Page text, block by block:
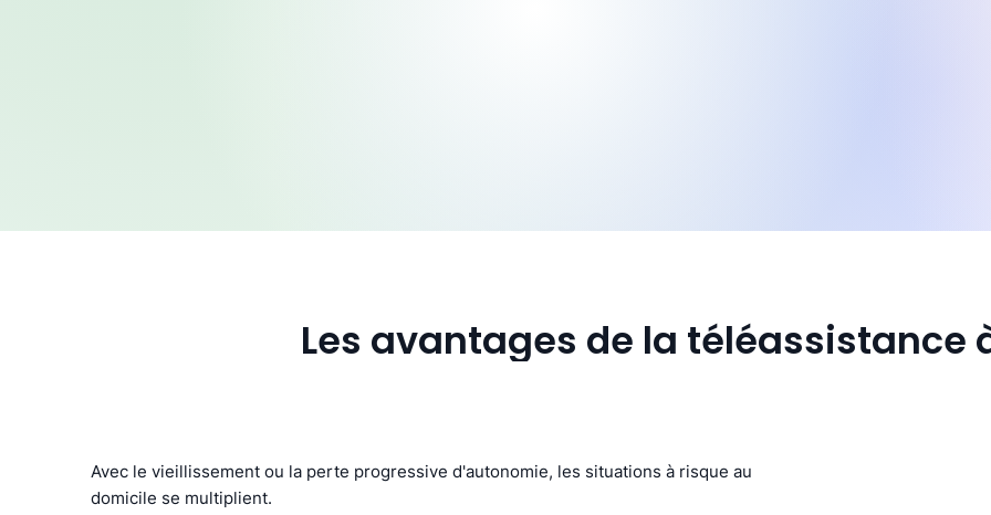
Les avantages de la téléassistance
Avec le vieillissement ou la perte progressive d'autonomie, les situations à risque au
domicile se multiplient.